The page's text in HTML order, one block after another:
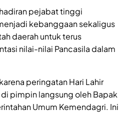
pejabat tinggi
kebanggaan sekaligus
daerah untuk terus
nilai-nilai Pancasila dalam
peringatan Hari Lahir
di pimpin langsung oleh Bapak
Umum Kemendagri. Ini